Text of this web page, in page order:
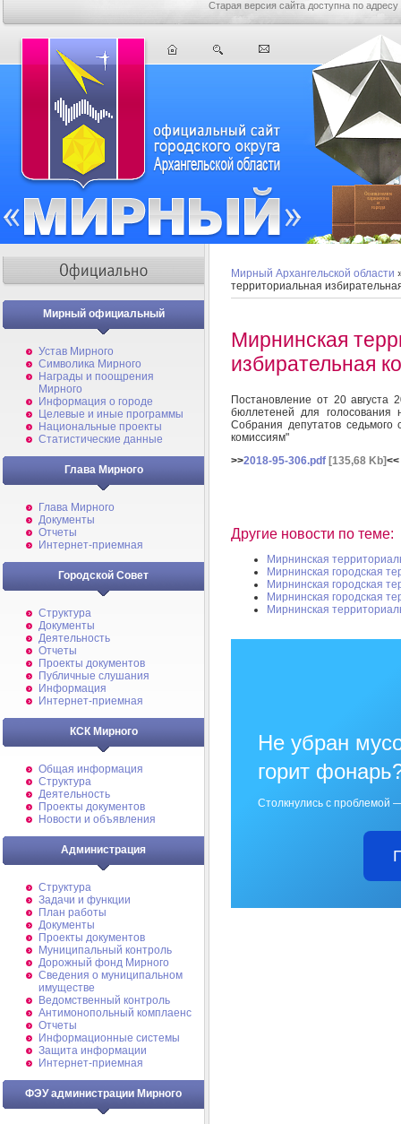
Старая версия сайта доступна по адресу
Мирный официальный
Устав Мирного
Символика Мирного
Награды и поощрения
Мирного
Информация о городе
Целевые и иные программы
Национальные проекты
Статистические данные
Глава Мирного
Глава Мирного
Документы
Отчеты
Интернет-приемная
Городской Совет
Структура
Документы
Деятельность
Отчеты
Проекты документов
Публичные слушания
Информация
Интернет-приемная
КСК Мирного
Общая информация
Структура
Деятельность
Проекты документов
Новости и объявления
Администрация
Структура
Задачи и функции
План работы
Документы
Проекты документов
Муниципальный контроль
Дорожный фонд Мирного
Cведения о муниципальном
имуществе
Ведомственный контроль
Антимонопольный комплаенс
Отчеты
Информационные системы
Защита информации
Интернет-приемная
ФЭУ администрации Мирного
Мирный Архангельской области
территориальная
Мирнинская
избирательная
Постановление от 20
бюллетеней для голосования
Собрания депутатов седьмого
комиссиям"
>>2018-95-306.pdf [135,68 Kb]<<
Другие новости по теме:
Мирнинская
Мирнинская городская
Мирнинская городская
Мирнинская городская
Мирнинская
Не убран
горит
Столкнулись с проблемой